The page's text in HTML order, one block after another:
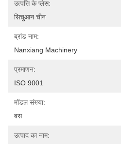
उत्पत्ति के प्लेस:
सिचुआन चीन
ब्रांड नाम:
Nanxiang Machinery
प्रमाणन:
ISO 9001
मॉडल संख्या:
बस
उत्पाद का नाम: